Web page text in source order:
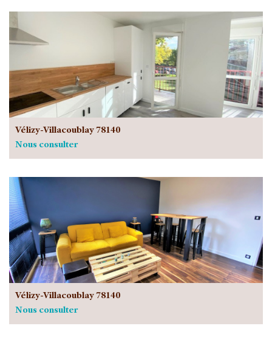
Vélizy-Villacoublay 78140
Nous consulter
Vélizy-Villacoublay 78140
Nous consulter